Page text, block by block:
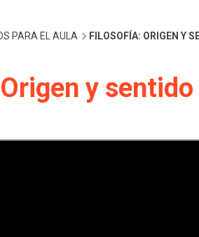
PARA EL AULA FILOSOFÍA: ORIGEN Y
y